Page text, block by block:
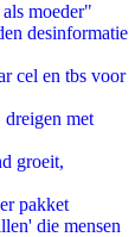
moeder"
desinformatie
cel en tbs voor
dreigen met
groeit,
pakket
die mensen